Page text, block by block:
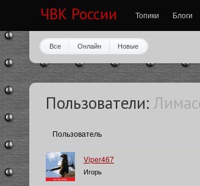
ЧВК России Топики Блоги
Все Онлайн Новые
Пользователи:
Пользователь
Viper467
Игорь